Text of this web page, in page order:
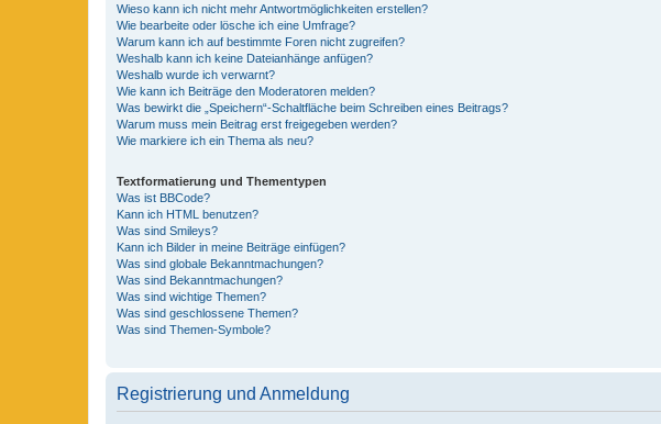
Wieso kann ich nicht mehr Antwortmöglichkeiten erstellen?
Wie bearbeite oder lösche ich eine Umfrage?
Warum kann ich auf bestimmte Foren nicht zugreifen?
Weshalb kann ich keine Dateianhänge anfügen?
Weshalb wurde ich verwarnt?
Wie kann ich Beiträge den Moderatoren melden?
Was bewirkt die „Speichern“-Schaltfläche beim Schreiben eines Beitrags?
Warum muss mein Beitrag erst freigegeben werden?
Wie markiere ich ein Thema als neu?
Textformatierung und Thementypen
Was ist BBCode?
Kann ich HTML benutzen?
Was sind Smileys?
Kann ich Bilder in meine Beiträge einfügen?
Was sind globale Bekanntmachungen?
Was sind Bekanntmachungen?
Was sind wichtige Themen?
Was sind geschlossene Themen?
Was sind Themen-Symbole?
Registrierung und Anmeldung